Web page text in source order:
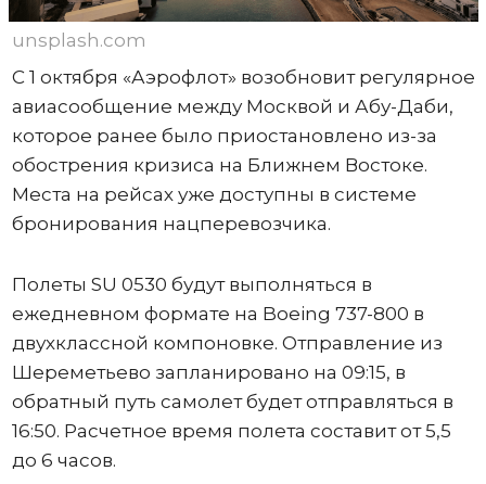
unsplash.com
С 1 октября «Аэрофлот» возобновит регулярное
авиасообщение между Москвой и Абу-Даби,
которое ранее было приостановлено из-за
обострения кризиса на Ближнем Востоке.
Места на рейсах уже доступны в системе
бронирования нацперевозчика.
Полеты SU 0530 будут выполняться в
ежедневном формате на Boeing 737-800 в
двухклассной компоновке. Отправление из
Шереметьево запланировано на 09:15, в
обратный путь самолет будет отправляться в
16:50. Расчетное время полета составит от 5,5
до 6 часов.